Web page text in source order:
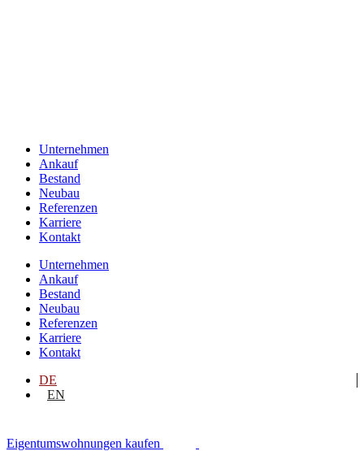
Unternehmen
Ankauf
Bestand
Neubau
Referenzen
Karriere
Kontakt
Unternehmen
Ankauf
Bestand
Neubau
Referenzen
Karriere
Kontakt
DE
EN
Eigentumswohnungen kaufen